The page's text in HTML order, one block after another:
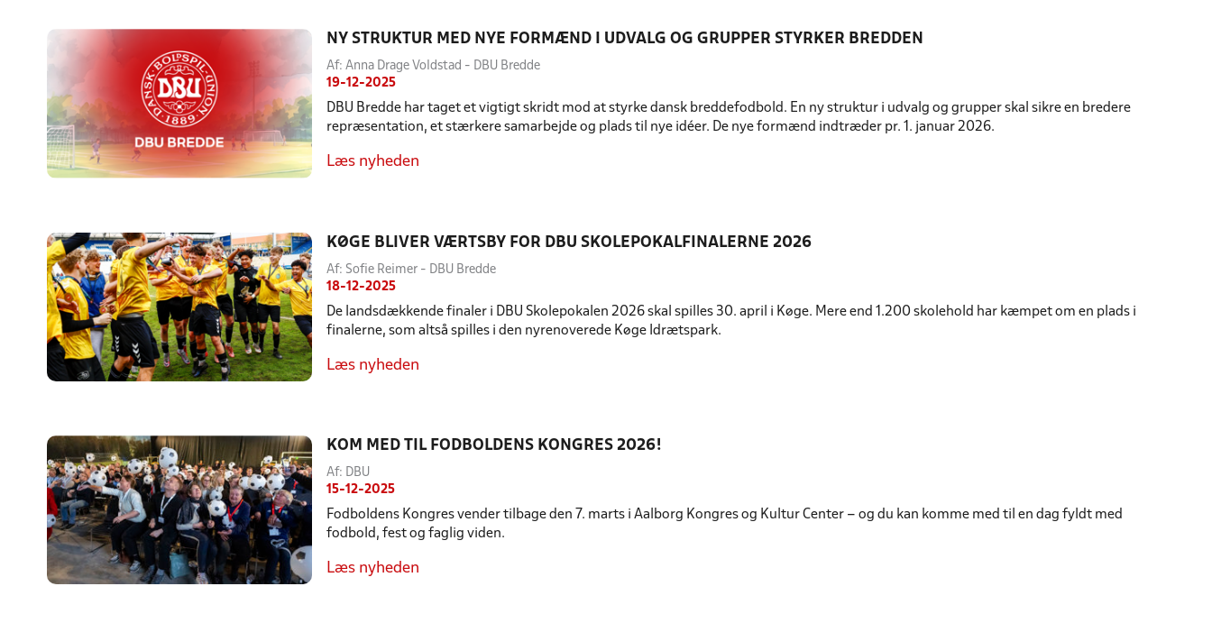
NY STRUKTUR MED NYE FORMÆND I UDVALG OG GRUPPER STYRKER BREDDEN
Af: Anna Drage Voldstad - DBU Bredde
19-12-2025
DBU Bredde har taget et vigtigt skridt mod at styrke dansk breddefodbold. En ny struktur i udvalg og grupper skal sikre en bredere
repræsentation, et stærkere samarbejde og plads til nye idéer. De nye formænd indtræder pr. 1. januar 2026.
Læs nyheden
KØGE BLIVER VÆRTSBY FOR DBU SKOLEPOKALFINALERNE 2026
Af: Sofie Reimer - DBU Bredde
18-12-2025
De landsdækkende finaler i DBU Skolepokalen 2026 skal spilles 30. april i Køge. Mere end 1.200 skolehold har kæmpet om en plads i
finalerne, som altså spilles i den nyrenoverede Køge Idrætspark.
Læs nyheden
KOM MED TIL FODBOLDENS KONGRES 2026!
Af: DBU
15-12-2025
Fodboldens Kongres vender tilbage den 7. marts i Aalborg Kongres og Kultur Center – og du kan komme med til en dag fyldt med
fodbold, fest og faglig viden.
Læs nyheden